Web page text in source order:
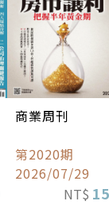
商業周刊
第2020期
2026/07/29
NT$